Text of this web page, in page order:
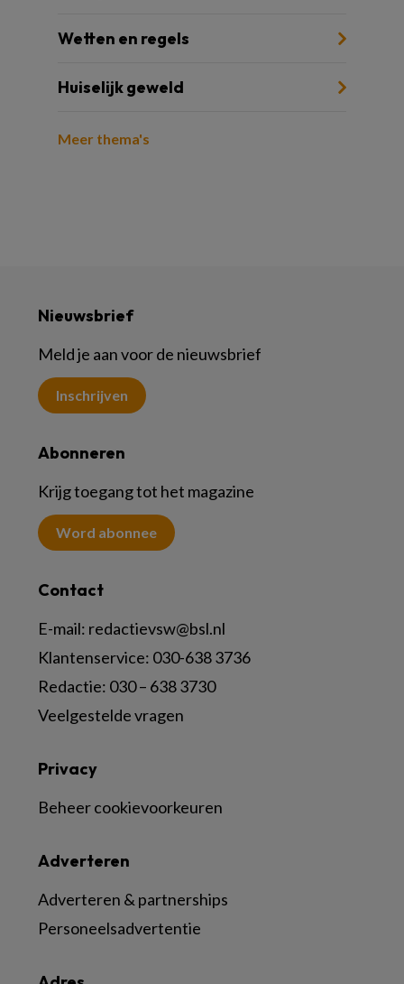
Wetten en regels
Huiselijk geweld
Meer thema's
Nieuwsbrief
Meld je aan voor de nieuwsbrief
Inschrijven
Abonneren
Krijg toegang tot het magazine
Word abonnee
Contact
E-mail: redactievsw@bsl.nl
Klantenservice: 030-638 3736
Redactie: 030 – 638 3730
Veelgestelde vragen
Adverteren
Adverteren & partnerships
Personeelsadvertentie
Privacy
Beheer cookievoorkeuren